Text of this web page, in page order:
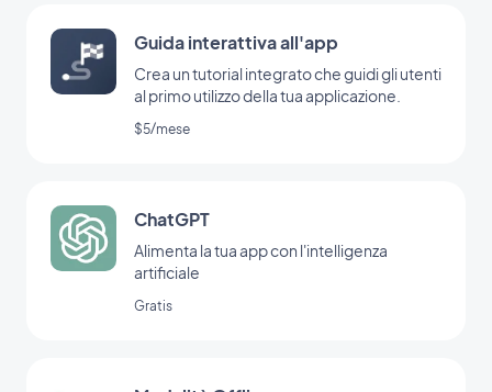
Guida interattiva all'app
Crea un tutorial integrato che guidi gli utenti
al primo utilizzo della tua applicazione.
$5/mese
ChatGPT
Alimenta la tua app con l'intelligenza
artificiale
Gratis